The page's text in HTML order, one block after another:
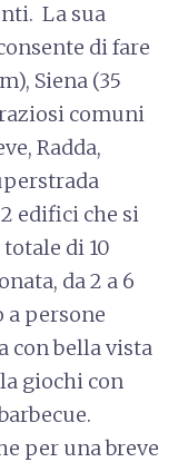
La sua
di fare
Siena (35
comuni
Radda,
edifici che si
di 10
da 2 a 6
a persone
con bella vista
giochi con
per una breve